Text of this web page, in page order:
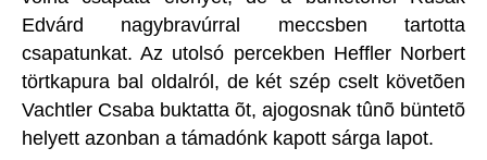
Edvárd nagybravúrral meccsben tartotta
csapatunkat. Az utolsó percekben Heffler Norbert
törtkapura bal oldalról, de két szép cselt követõen
Vachtler Csaba buktatta õt, ajogosnak tûnõ büntetõ
helyett azonban a támadónk kapott sárga lapot.